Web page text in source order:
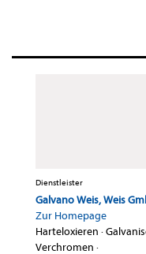
Dienstleister
Galvano Weis, Weis
Zur Homepage
Harteloxieren ·
Verchromen ·